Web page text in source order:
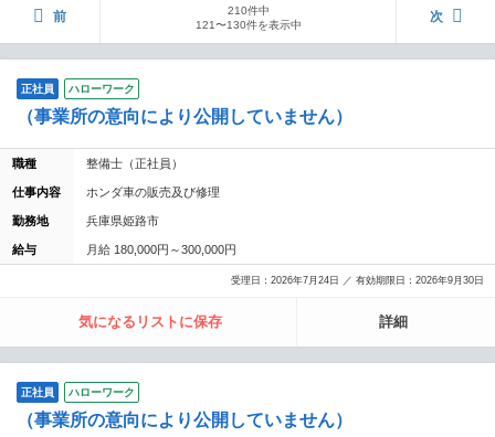
前
210件中
121〜130件を表示中
次
正社員 ハローワーク
（事業所の意向により公開していません）
職種 整備士（正社員）
仕事内容 ホンダ車の販売及び修理
勤務地 兵庫県姫路市
給与 月給 180,000円～300,000円
受理日：2026年7月24日 ／ 有効期限日：2026年9月30日
気になるリストに保存 詳細
正社員 ハローワーク
（事業所の意向により公開していません）